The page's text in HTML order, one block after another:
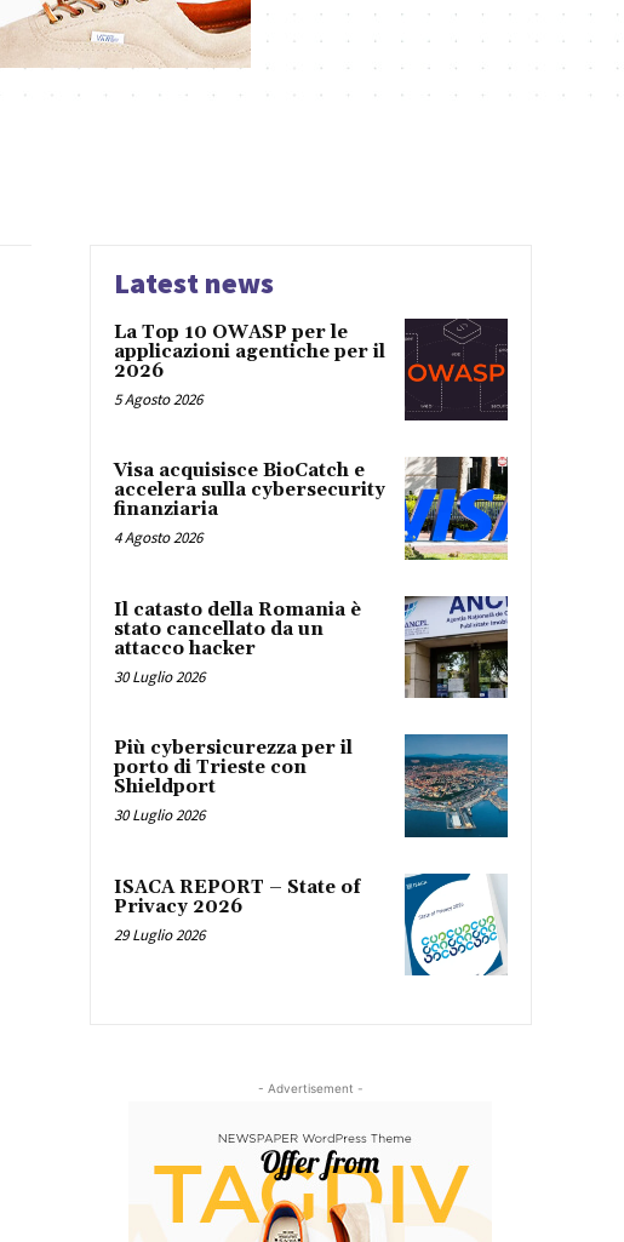
Latest news
La Top 10 OWASP per le
applicazioni agentiche per il
2026
5 Agosto 2026
Visa acquisisce BioCatch e
accelera sulla cybersecurity
finanziaria
4 Agosto 2026
Il catasto della Romania è
stato cancellato da un
attacco hacker
30 Luglio 2026
Più cybersicurezza per il
porto di Trieste con
Shieldport
30 Luglio 2026
ISACA REPORT – State of
Privacy 2026
29 Luglio 2026
- Advertisement -